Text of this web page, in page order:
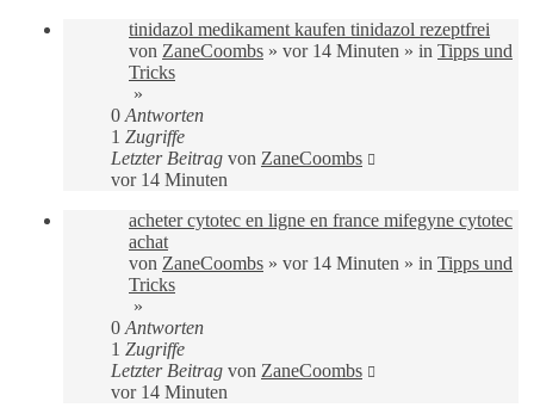
tinidazol medikament kaufen tinidazol rezeptfrei
von ZaneCoombs » vor 14 Minuten » in Tipps und
Tricks
»
0 Antworten
1 Zugriffe
Letzter Beitrag von ZaneCoombs
vor 14 Minuten
acheter cytotec en ligne en france mifegyne cytotec
achat
von ZaneCoombs » vor 14 Minuten » in Tipps und
Tricks
»
0 Antworten
1 Zugriffe
Letzter Beitrag von ZaneCoombs
vor 14 Minuten